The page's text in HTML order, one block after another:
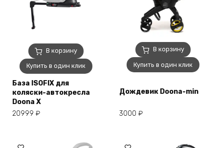
В корзину
Купить в один клик
База ISOFIX для
коляски-автокресла
Doona X
20999 ₽
В корзину
Купить в один клик
Дождевик Doona-min
3000 ₽